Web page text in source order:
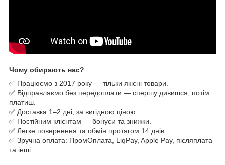
Чому обирають нас?
✅ Працюємо з 2017 року — тільки якісні товари.
✅ Відправляємо без передоплати — спершу дивишся, потім
платиш.
✅ Доставка 1–2 дні, за вигідною ціною.
✅ Постійним клієнтам — бонуси та знижки.
✅ Легке повернення та обмін протягом 14 днів.
✅ Зручна оплата: ПромОплата, LiqPay, Apple Pay, післяплата
та інші.